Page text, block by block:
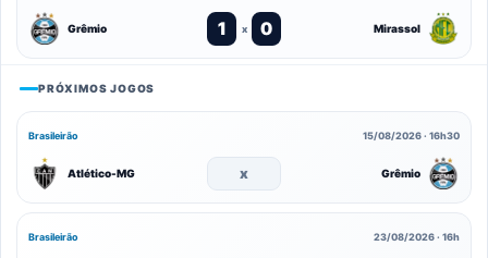
Grêmio 1 x 0 Mirassol
PRÓXIMOS JOGOS
Brasileirão 15/08/2026 · 16h30
Atlético-MG x Grêmio
Brasileirão 23/08/2026 · 16h